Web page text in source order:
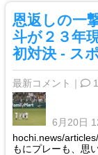
恩返しの一
斗が２３年
初対決 - ス
最新コメント｜ 1
6月20日
hochi.news/
もにプレーも、思